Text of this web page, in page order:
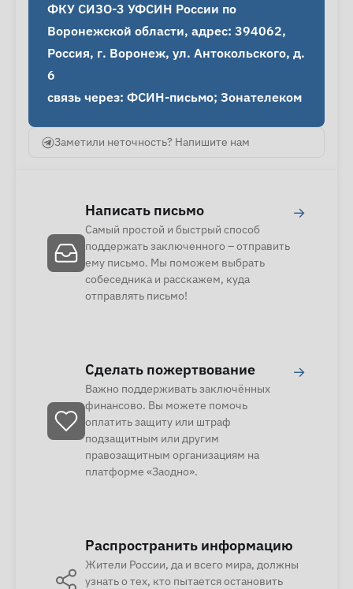
ФКУ СИЗО-3 УФСИН России по
Воронежской области, адрес: 394062,
Россия, г. Воронеж, ул. Антокольского, д.
6
связь через: ФСИН-письмо; Зонателеком
Заметили неточность? Напишите нам
Написать письмо
Самый простой и быстрый способ
поддержать заключенного – отправить
ему письмо. Мы поможем выбрать
собеседника и расскажем, куда
отправлять письмо!
→
Сделать пожертвование
Важно поддерживать заключённых
финансово. Вы можете помочь
оплатить защиту или штраф
подзащитным или другим
правозащитным организациям на
платформе «Заодно».
→
Распространить информацию
Жители России, да и всего мира, должны
узнать о тех, кто пытается остановить